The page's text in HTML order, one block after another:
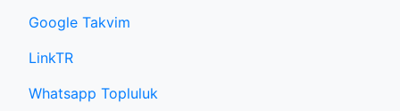
Google Takvim
LinkTR
Whatsapp Topluluk